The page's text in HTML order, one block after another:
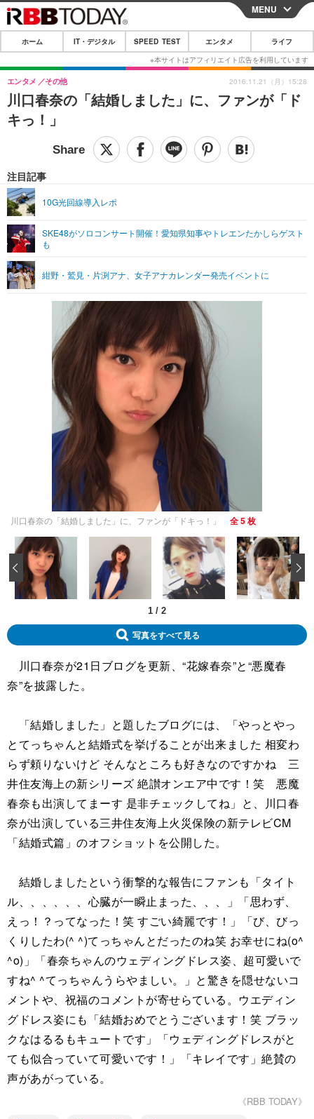
CLOSE
ホーム
IT・デジタル
IT・デジタルTOP スマートフォン
ショッピング その他
SPEED TEST
エンタメTOP 映画・ドラマ
ショッピング その他
ライフTOP
リリース一覧
プッシュ通知の停止方法
MENU
ホーム IT・デジタル SPEED TEST エンタメ ライフ
川口春奈の「結婚しました」に、ファンが「ド
キっ！」
エンタメ その他
注目記事
10G光回線導入レポ
SKE48がソロコンサート開催！愛知県知事やトレエンたかしらゲスト
も
紺野・鷲見・片渕アナ、女子アナカレンダー発売イベントに
2016.11.21（月）15:28
川口春奈の「結婚しました」に、ファンが「ドキっ！」 全 5 枚
1 / 2
‹
写真をすべて見る
川口春奈が21日ブログを更新、“花嫁春奈”と“悪魔春
奈”を披露した。
「結婚しました」と題したブログには、「やっとやっ
とてっちゃんと結婚式を挙げることが出来ました 相変わ
らず頼りないけど そんなところも好きなのですかね 三
井住友海上の新シリーズ 絶讃オンエア中です！笑 悪魔
春奈も出演してまーす 是非チェックしてね」と、川口春
奈が出演している三井住友海上火災保険の新テレビCM
「結婚式篇」のオフショットを公開した。
結婚しましたという衝撃的な報告にファンも「タイト
ル、、、、、、心臓が一瞬止まった、、、」「思わず、
えっ！？ってなった！笑 すごい綺麗です！」「び、びっ
くりしたわ(^ ^)てっちゃんとだったのね笑 お幸せにね(o^
^o)」「春奈ちゃんのウェディングドレス姿、超可愛いで
すね^ ^てっちゃんうらやましい。」と驚きを隠せないコ
メントや、祝福のコメントが寄せらている。ウエディン
グドレス姿にも「結婚おめでとうございます！笑 ブラッ
クなはるるもキュートです」「ウェディングドレスがと
ても似合っていて可愛いです！」「キレイです」絶賛の
声があがっている。
《RBB TODAY》